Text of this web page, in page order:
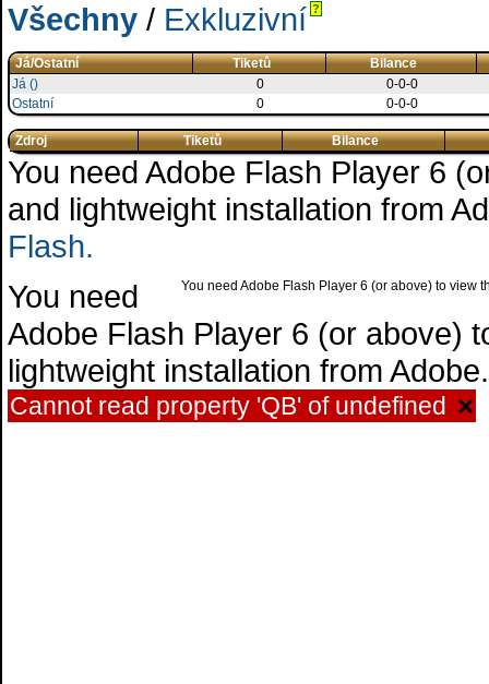
Všechny / Exkluzivní ?
Já/Ostatní Tiketů
Bilance
Já ()
0
0-0-0
Ostatní
0 0-0-0
Zdroj Tiketů Bilance
You need Adobe Flash Player 6
and lightweight installation from
Flash.
You need Adobe Flash Player 6 (or above) to view
You need
Adobe Flash Player 6 (or above)
lightweight installation from
Cannot read property 'QB' of undefined ×